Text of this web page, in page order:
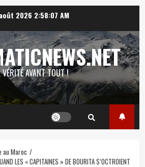
2026 2:58:08 AM
VÉRITÉ AVANT TOUT !
au Maroc
LES « CAPITAINES » DE BOURITA S’OCTROIENT